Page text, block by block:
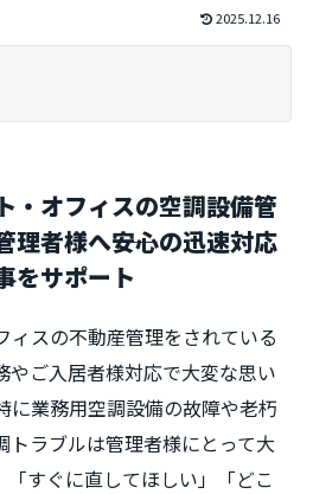
2025.12.16
・オフィスの空調設備管
者様へ――安心の迅速対応
をサポート
ィスの不動産管理をされている
やご入居者様対応で大変な思い
に業務用空調設備の故障や老朽
トラブルは管理者様にとって大
「すぐに直してほしい」「どこ